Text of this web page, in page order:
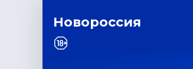
Новороссия